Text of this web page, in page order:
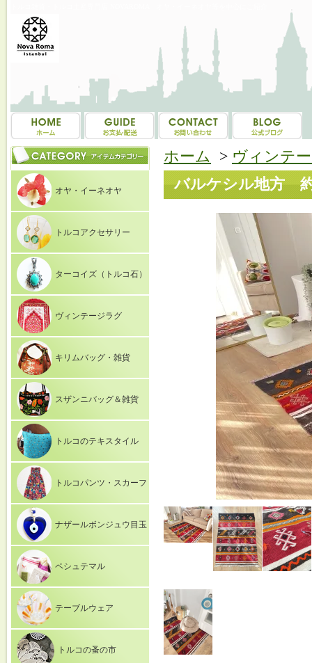
オヤ・イーネオヤ
トルコアクセサリー
ターコイズ（トルコ石）
ヴィンテージラグ
キリムバッグ・雑貨
スザンニバッグ＆雑貨
トルコのテキスタイル
トルコパンツ・スカーフ
ナザールボンジュウ目玉
ペシュテマル
テーブルウェア
トルコの蚤の市
ホーム > ヴィンテ
バルケシル地方 約